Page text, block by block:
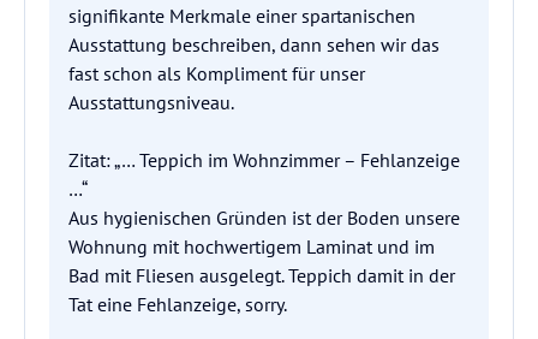
signifikante Merkmale einer spartanischen
Ausstattung beschreiben, dann sehen wir das
fast schon als Kompliment für unser
Ausstattungsniveau.
Zitat: „… Teppich im Wohnzimmer – Fehlanzeige
…“
Aus hygienischen Gründen ist der Boden unsere
Wohnung mit hochwertigem Laminat und im
Bad mit Fliesen ausgelegt. Teppich damit in der
Tat eine Fehlanzeige, sorry.